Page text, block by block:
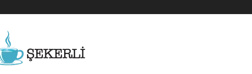
Biraz
Biraz